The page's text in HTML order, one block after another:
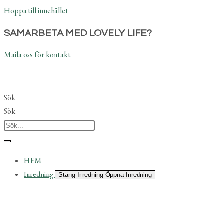
Hoppa till innehållet
SAMARBETA MED LOVELY LIFE?
Maila oss för kontakt
Sök
Sök
HEM
Inredning
Stäng Inredning Öppna Inredning